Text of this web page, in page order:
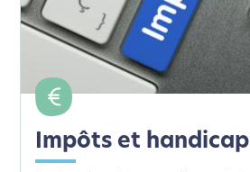
Impôts et handicap